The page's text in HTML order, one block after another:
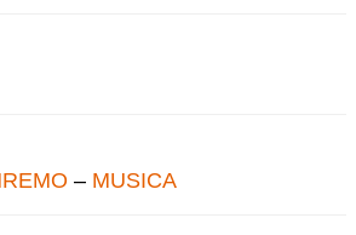
– MUSICA